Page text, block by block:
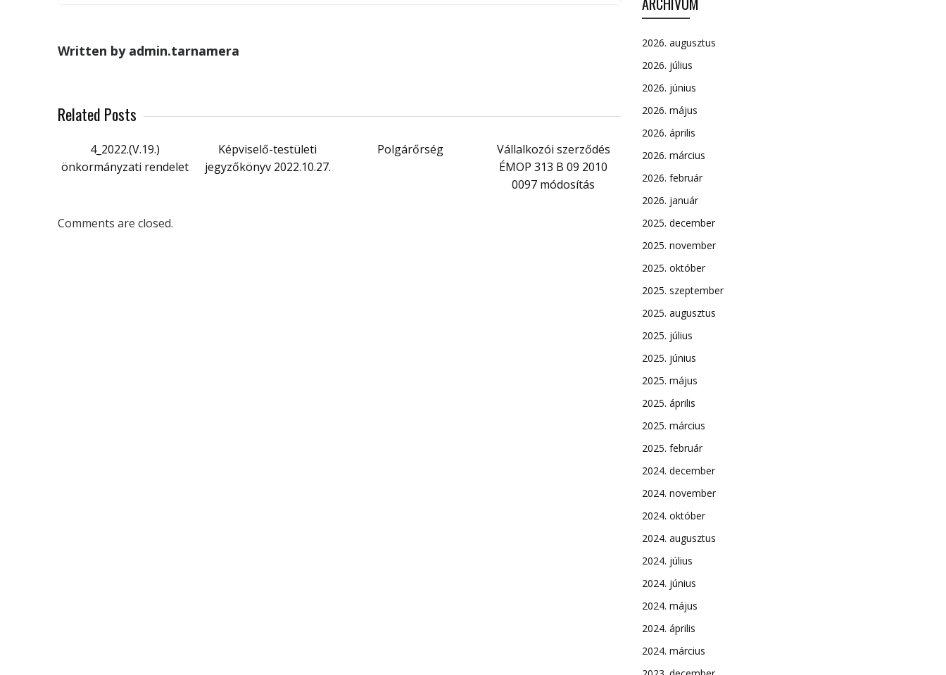
Written by admin.tarnamera
Related Posts
4_2022.(V.19.)
önkormányzati rendelet
Képviselő-testületi
jegyzőkönyv 2022.10.27.
Polgárőrség
Vállalkozói szerződés
ÉMOP 313 B 09 2010
0097 módosítás
Comments are closed.
2026. augusztus
2026. július
2026. június
2026. május
2026. április
2026. március
2026. február
2026. január
2025. december
2025. november
2025. október
2025. szeptember
2025. augusztus
2025. július
2025. június
2025. május
2025. április
2025. március
2025. február
2024. december
2024. november
2024. október
2024. augusztus
2024. július
2024. június
2024. május
2024. április
2024. március